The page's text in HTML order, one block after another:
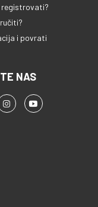
registrovati?
i povrati
NAS